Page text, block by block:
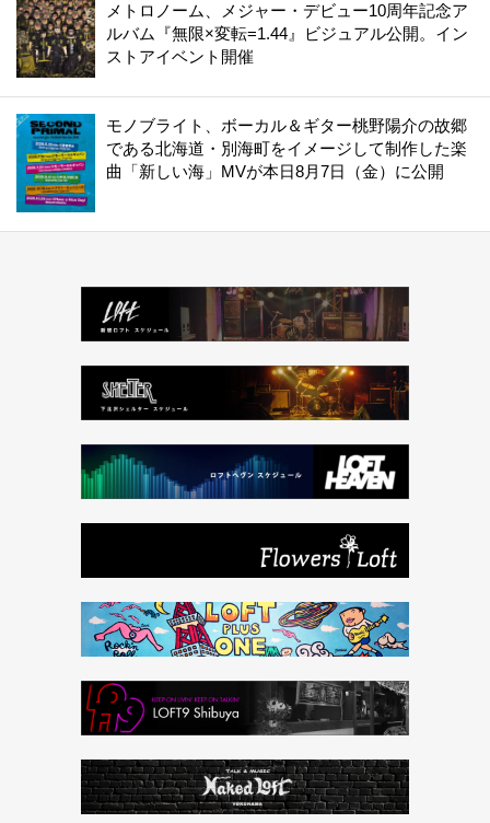
メトロノーム、メジャー・デビュー10周年記念ア
ルバム『無限×変転=1.44』ビジュアル公開。イン
ストアイベント開催
モノブライト、ボーカル＆ギター桃野陽介の故郷
である北海道・別海町をイメージして制作した楽
曲「新しい海」MVが本日8月7日（金）に公開